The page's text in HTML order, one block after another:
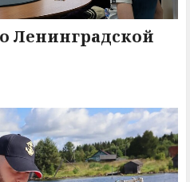
Ленинградской